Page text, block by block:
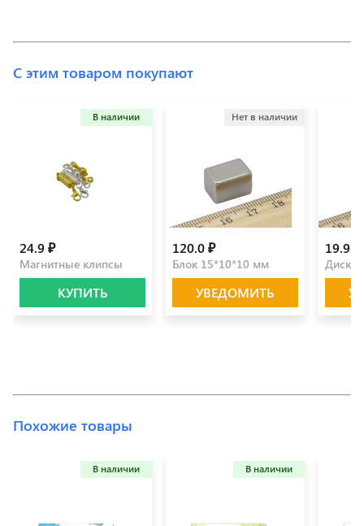
С этим товаром покупают
В наличии
24.9 ₽
Магнитные клипсы
КУПИТЬ
Нет в наличии
120.0 ₽
Блок 15*10*10 мм
УВЕДОМИТЬ
19.9 ₽
Диск
Похожие товары
В наличии В наличии